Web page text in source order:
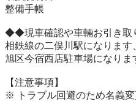
整備手帳
◆◆現車確認や車輛お引き取
相鉄線の二俣川駅になりま
旭区今宿西店駐車場になりま
【注意事項】
※ トラブル回避のため名義